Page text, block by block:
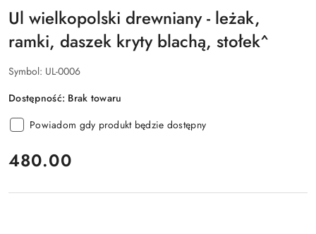
Ul wielkopolski drewniany - leżak,
ramki, daszek kryty blachą, stołek^
Symbol: UL-0006
Dostępność: Brak towaru
Powiadom gdy produkt będzie dostępny
cena:
480.00